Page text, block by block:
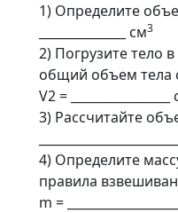
1) Определите
______________ см3
2) Погрузите тело
общий объем тела
V2 = ________________
3) Рассчитайте
4) Определите
правила
m =